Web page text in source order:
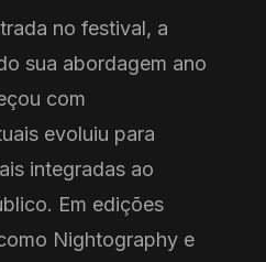
no festival, a
sua abordagem ano
com
evoluiu para
integradas ao
Em edições
Nightography e